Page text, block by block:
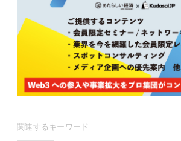
関連するキーワード